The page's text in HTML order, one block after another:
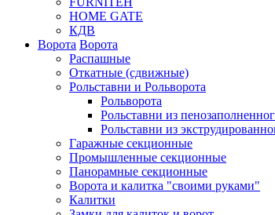
HOME GATE
КДВ
Ворота Ворота
Распашные
Откатные (сдвижные)
Рольставни и Рольворота
Рольворота
Рольставни из
Рольставни из
Гаражные секционные
Промышленные секционные
Панорамные секционные
Ворота и калитка "своими руками"
Калитки